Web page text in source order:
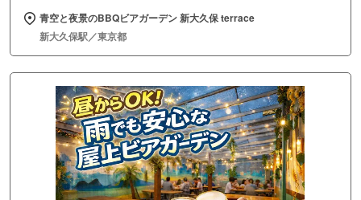
青空と夜景のBBQビアガーデン 新大久保 terrace
新大久保駅／東京都